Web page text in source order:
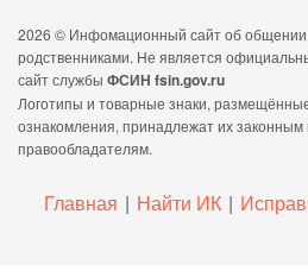
2026 © Инфомационный сайт об
родственниками. Не является
сайт службы ФСИН fsin.gov.ru
Логотипы и товарные знаки,
ознакомления, принадлежат их законным
правообладателям.
Главная | Найти ИК |